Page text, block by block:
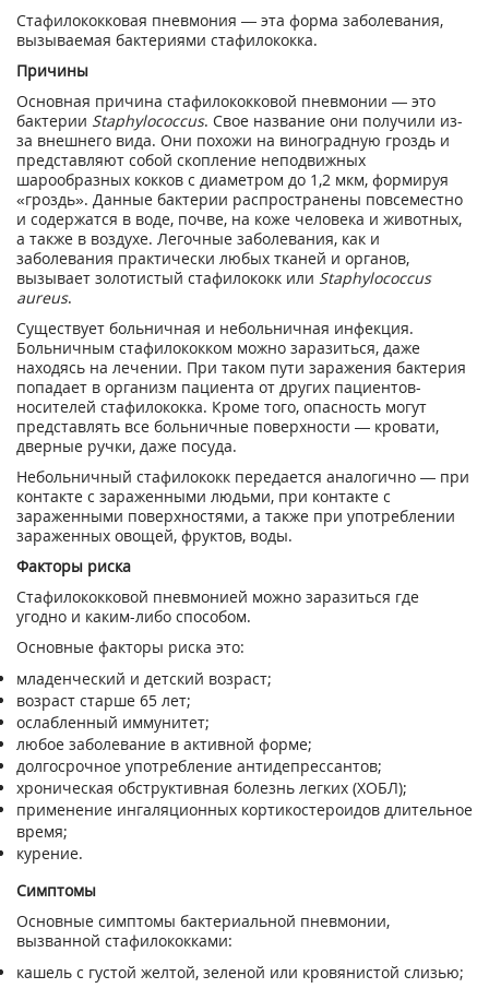
Стафилококковая пневмония — эта форма заболевания,
вызываемая бактериями стафилококка.
Причины
Основная причина стафилококковой пневмонии — это
бактерии Staphylococcus. Свое название они получили из-
за внешнего вида. Они похожи на виноградную гроздь и
представляют собой скопление неподвижных
шарообразных кокков с диаметром до 1,2 мкм, формируя
«гроздь». Данные бактерии распространены повсеместно
и содержатся в воде, почве, на коже человека и животных,
а также в воздухе. Легочные заболевания, как и
заболевания практически любых тканей и органов,
вызывает золотистый стафилококк или Staphylococcus
aureus.
Существует больничная и небольничная инфекция.
Больничным стафилококком можно заразиться, даже
находясь на лечении. При таком пути заражения бактерия
попадает в организм пациента от других пациентов-
носителей стафилококка. Кроме того, опасность могут
представлять все больничные поверхности — кровати,
дверные ручки, даже посуда.
Небольничный стафилококк передается аналогично — при
контакте с зараженными людьми, при контакте с
зараженными поверхностями, а также при употреблении
зараженных овощей, фруктов, воды.
Факторы риска
Стафилококковой пневмонией можно заразиться где
угодно и каким-либо способом.
Основные факторы риска это:
младенческий и детский возраст;
возраст старше 65 лет;
ослабленный иммунитет;
любое заболевание в активной форме;
долгосрочное употребление антидепрессантов;
хроническая обструктивная болезнь легких (ХОБЛ);
применение ингаляционных кортикостероидов длительное
время;
курение.
Симптомы
Основные симптомы бактериальной пневмонии,
вызванной стафилококками:
кашель с густой желтой, зеленой или кровянистой слизью;